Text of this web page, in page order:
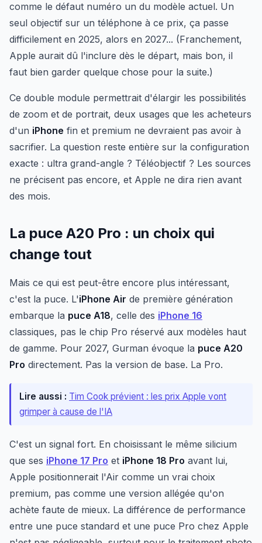
comme le défaut numéro un du modèle actuel. Un
seul objectif sur un téléphone à ce prix, ça passe
difficilement en 2025, alors en 2027... (Franchement,
Apple aurait dû l'inclure dès le départ, mais bon, il
faut bien garder quelque chose pour la suite.)
Ce double module permettrait d'élargir les possibilités
de zoom et de portrait, deux usages que les acheteurs
d'un iPhone fin et premium ne devraient pas avoir à
sacrifier. La question reste entière sur la configuration
exacte : ultra grand-angle ? Téléobjectif ? Les sources
ne précisent pas encore, et Apple ne dira rien avant
des mois.
La puce A20 Pro : un choix qui
change tout
Mais ce qui est peut-être encore plus intéressant,
c'est la puce. L'iPhone Air de première génération
embarque la puce A18, celle des iPhone 16
classiques, pas le chip Pro réservé aux modèles haut
de gamme. Pour 2027, Gurman évoque la puce A20
Pro directement. Pas la version de base. La Pro.
Lire aussi : Tim Cook prévient : les prix Apple vont
grimper à cause de l'IA
C'est un signal fort. En choisissant le même silicium
que ses iPhone 17 Pro et iPhone 18 Pro avant lui,
Apple positionnerait l'Air comme un vrai choix
premium, pas comme une version allégée qu'on
achète faute de mieux. La différence de performance
entre une puce standard et une puce Pro chez Apple